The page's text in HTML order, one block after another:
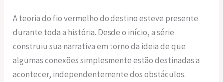
A teoria do fio vermelho do destino esteve presente
durante toda a história. Desde o início, a série
construiu sua narrativa em torno da ideia de que
algumas conexões simplesmente estão destinadas a
acontecer, independentemente dos obstáculos.